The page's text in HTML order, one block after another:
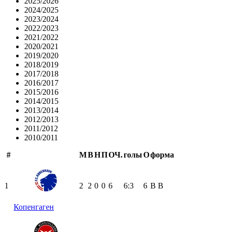
2024/2025
2023/2024
2022/2023
2021/2022
2020/2021
2019/2020
2018/2019
2017/2018
2016/2017
2015/2016
2014/2015
2013/2014
2012/2013
2011/2012
2010/2011
#
МВНПОЧ.голыОформа
1
Копенгаген
2 2 0 0 6 6:3 6 В В